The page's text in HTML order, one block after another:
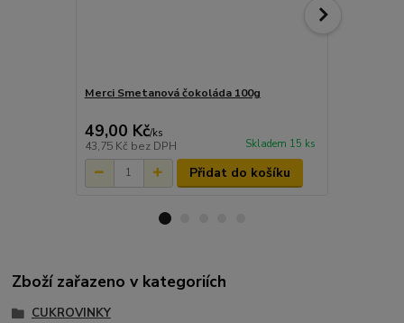
Merci Smetanová čokoláda 100g
49,00 Kč/ks
43,75 Kč bez DPH Skladem 15 ks
Přidat do košíku
Zboží zařazeno v kategoriích
CUKROVINKY